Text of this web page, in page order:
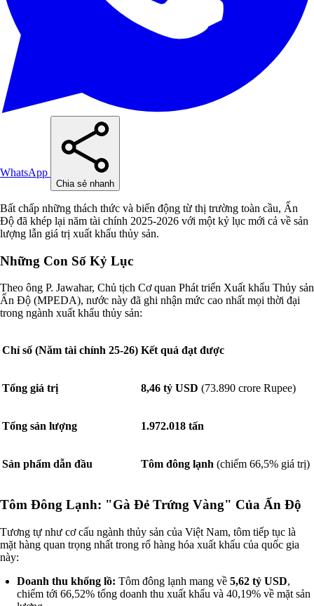
WhatsApp
Chia sẻ nhanh
Bất chấp những thách thức và biến động từ thị trường toàn cầu, Ấn
Độ đã khép lại năm tài chính 2025-2026 với một kỷ lục mới cả về sản
lượng lẫn giá trị xuất khẩu thủy sản.
Những Con Số Kỷ Lục
Theo ông P. Jawahar, Chủ tịch Cơ quan Phát triển Xuất khẩu Thủy sản
Ấn Độ (MPEDA), nước này đã ghi nhận mức cao nhất mọi thời đại
trong ngành xuất khẩu thủy sản:
Chỉ số (Năm tài chính 25-26) Kết quả đạt được
Tổng giá trị 8,46 tỷ USD (73.890 crore Rupee)
Tổng sản lượng 1.972.018 tấn
Sản phẩm dẫn đầu Tôm đông lạnh (chiếm 66,5% giá trị)
Tôm Đông Lạnh: "Gà Đẻ Trứng Vàng" Của Ấn Độ
Tương tự như cơ cấu ngành thủy sản của Việt Nam, tôm tiếp tục là
mặt hàng quan trọng nhất trong rổ hàng hóa xuất khẩu của quốc gia
này:
Doanh thu khổng lồ: Tôm đông lạnh mang về 5,62 tỷ USD,
chiếm tới 66,52% tổng doanh thu xuất khẩu và 40,19% về mặt sản